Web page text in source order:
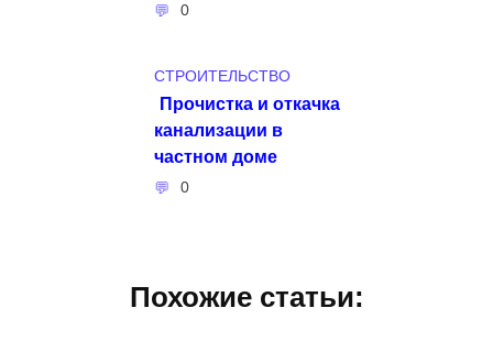
0
СТРОИТЕЛЬСТВО
Прочистка и откачка
канализации в
частном доме
0
Похожие статьи: